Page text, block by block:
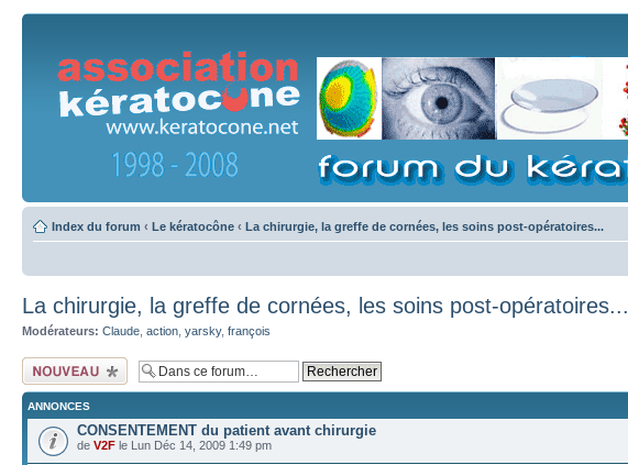
Index du forum ‹ Le kératocône ‹ La chirurgie, la greffe de cornées, les soins post-opératoires...
La chirurgie, la greffe de cornées, les soins post-opératoires...
Modérateurs: Claude action yarsky, françois
Ecrire un nouveau
sujet
ANNONCES
CONSENTEMENT du patient avant chirurgie
de V2F le Lun Déc 14, 2009 1:49 pm